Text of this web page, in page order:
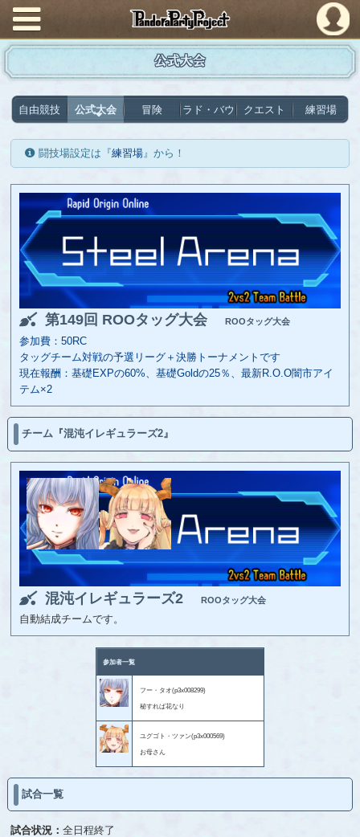
PandoraPartyProject
公式大会
自由競技 公式大会 冒険 ラド・バウ クエスト 練習場
闘技場設定は『練習場』から！
第149回 ROOタッグ大会 ROOタッグ大会
参加費：50RC
タッグチーム対戦の予選リーグ＋決勝トーナメントです
現在報酬：基礎EXPの60%、基礎Goldの25％、最新R.O.O闇市アイ
テム×2
チーム『混沌イレギュラーズ2』
混沌イレギュラーズ2 ROOタッグ大会
自動結成チームです。
参加者一覧
フー・タオ(p3x008299)
秘すれば花なり
ユグゴト・ツァン(p3x000569)
お母さん
試合一覧
試合状況：全日程終了